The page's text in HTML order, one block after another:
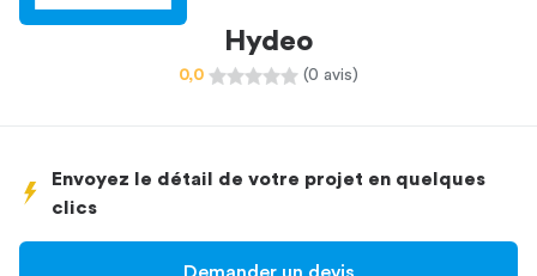
Hydeo
0,0 (0 avis)
Envoyez le détail de votre projet en quelques
clics